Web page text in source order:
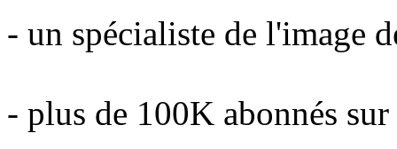
- un spécialiste de l'image
- plus de 100K abonnés